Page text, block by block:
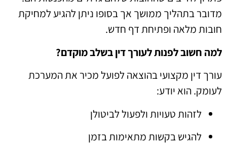
מדובר בתהליך ממושך אך בסופו ניתן להגיע למחיקת
חובות מלאה ופתיחת דף חדש.
למה חשוב לפנות לעורך דין בשלב מוקדם?
עורך דין מקצועי בהוצאה לפועל מכיר את המערכת
לעומק. הוא יודע:
לזהות טעויות ולפעול לביטולן
להגיש בקשות מתאימות בזמן